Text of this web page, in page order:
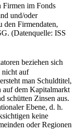
im Fonds
und/oder
den Firmendaten,
(Datenquelle: ISS
beziehen sich
nicht auf
man Schuldtitel,
auf dem Kapitalmarkt
schütten Zinsen aus.
Ebene, d. h.
keine
oder Regionen